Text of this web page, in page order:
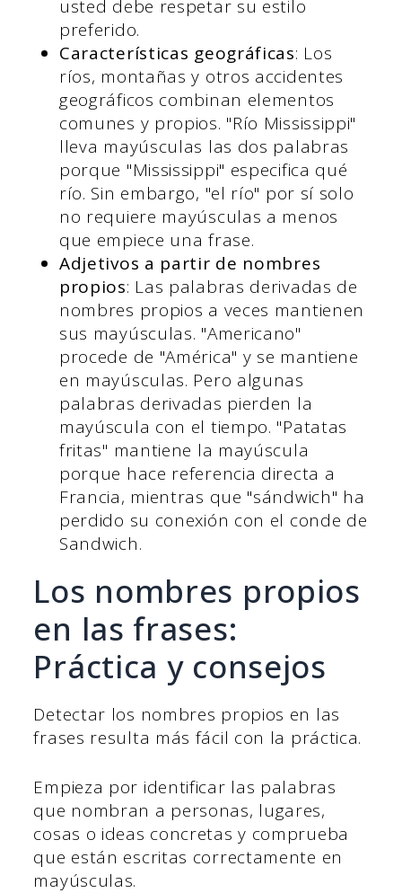
usted debe respetar su estilo
preferido.
Características geográficas: Los
ríos, montañas y otros accidentes
geográficos combinan elementos
comunes y propios. "Río Mississippi"
lleva mayúsculas las dos palabras
porque "Mississippi" especifica qué
río. Sin embargo, "el río" por sí solo
no requiere mayúsculas a menos
que empiece una frase.
Adjetivos a partir de nombres
propios: Las palabras derivadas de
nombres propios a veces mantienen
sus mayúsculas. "Americano"
procede de "América" y se mantiene
en mayúsculas. Pero algunas
palabras derivadas pierden la
mayúscula con el tiempo. "Patatas
fritas" mantiene la mayúscula
porque hace referencia directa a
Francia, mientras que "sándwich" ha
perdido su conexión con el conde de
Sandwich.
Los nombres propios
en las frases:
Práctica y consejos
Detectar los nombres propios en las
frases resulta más fácil con la práctica.
Empieza por identificar las palabras
que nombran a personas, lugares,
cosas o ideas concretas y comprueba
que están escritas correctamente en
mayúsculas.